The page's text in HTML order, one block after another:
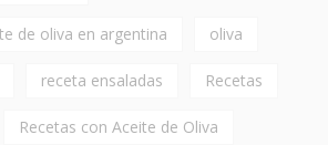
de oliva en argentina oliva
receta ensaladas Recetas
Recetas con Aceite de Oliva